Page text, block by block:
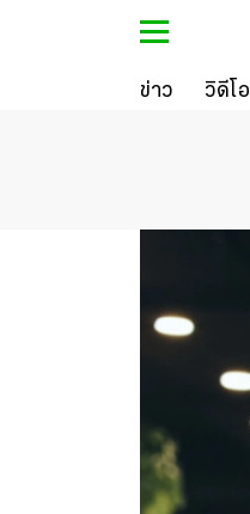
ข่าว วิดีโอ